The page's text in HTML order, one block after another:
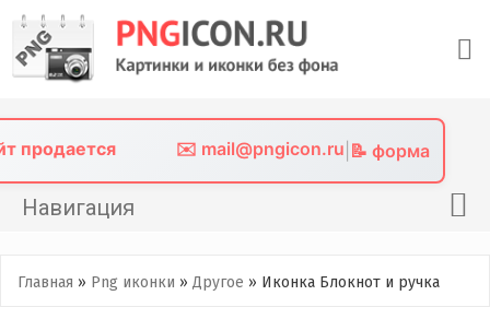
content
продается ✉️ mail@pngicon.ru 📝 форма
Навигация
Png иконки
Главная » Png иконки » Другое » Иконка Блокнот и ручка